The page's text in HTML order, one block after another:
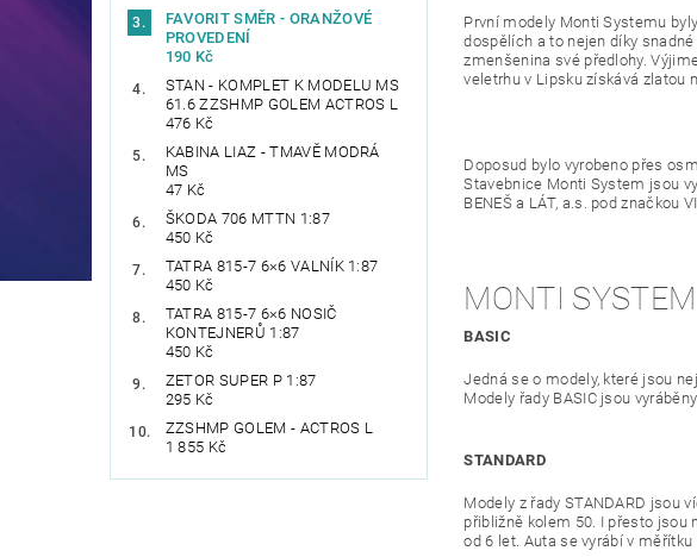
FAVORIT SMĚR - ORANŽOVÉ
PROVEDENÍ
190 Kč
STAN - KOMPLET K MODELU MS
61.6 ZZSHMP GOLEM ACTROS L
476 Kč
KABINA LIAZ - TMAVĚ MODRÁ
MS
47 Kč
ŠKODA 706 MTTN 1:87
450 Kč
TATRA 815-7 6×6 VALNÍK 1:87
450 Kč
TATRA 815-7 6×6 NOSIČ
KONTEJNERŮ 1:87
450 Kč
ZETOR SUPER P 1:87
295 Kč
ZZSHMP GOLEM - ACTROS L
1 855 Kč
První modely Monti Systemu
dospělích a to nejen díky
zmenšenina své předlohy.
veletrhu v Lipsku získává zlatou
Doposud bylo vyrobeno přes
Stavebnice Monti System jsou
BENEŠ a LÁT, a.s. pod značkou
MONTI
BASIC
Jedná se o modely, které jsou
Modely řady BASIC jsou
STANDARD
Modely z řady STANDARD jsou
přibližně kolem 50. I přesto jsou
od 6 let. Auta se vyrábí v měřítku